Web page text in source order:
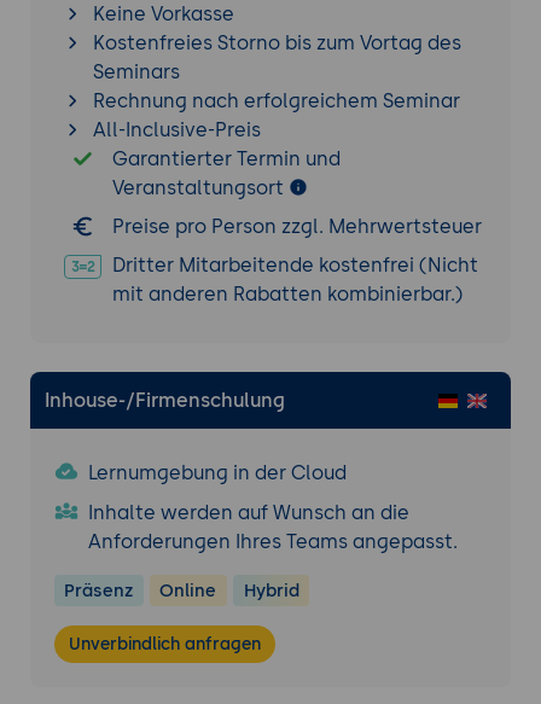
Keine Vorkasse
Kostenfreies Storno bis zum Vortag des
Seminars
Rechnung nach erfolgreichem Seminar
All-Inclusive-Preis
Garantierter Termin und
Veranstaltungsort
Preise pro Person zzgl. Mehrwertsteuer
Dritter Mitarbeitende kostenfrei (Nicht
mit anderen Rabatten kombinierbar.)
Inhouse-/Firmenschulung
Lernumgebung in der Cloud
Inhalte werden auf Wunsch an die
Anforderungen Ihres Teams angepasst.
Präsenz Online Hybrid
Unverbindlich anfragen